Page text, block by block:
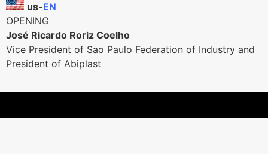
us-EN
OPENING
José Ricardo Roriz Coelho
Vice President of Sao Paulo Federation of Industry and
President of Abiplast